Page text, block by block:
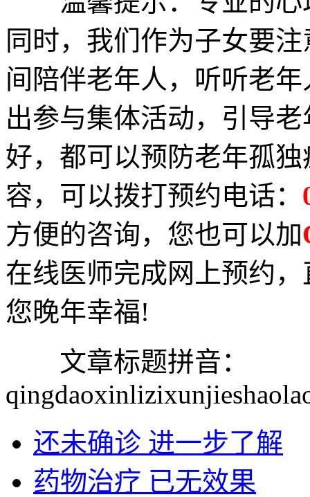
同时，我们作为子女要
间陪伴老年人，听听老
出参与集体活动，引导
好，都可以预防老年孤
容，可以拨打预约电话：
方便的咨询，您也可以加
在线医师完成网上预约
您晚年幸福!
文章标题拼音：
还未确诊 进一步了解
药物治疗 已无效果